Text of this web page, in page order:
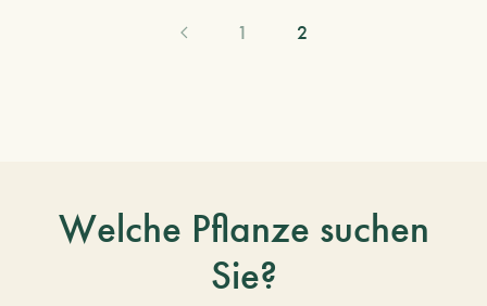
1 2
Welche Pflanze suchen
Sie?